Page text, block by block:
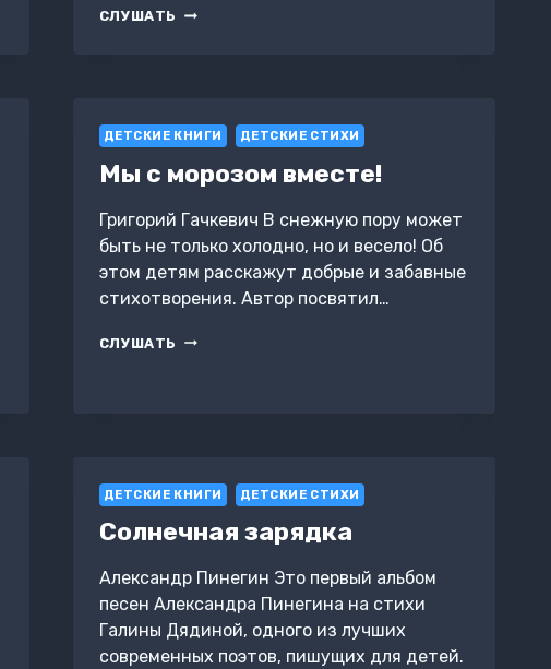
СЛУШАТЬ РУСЛАН
ДЕТСКИЕ КНИГИ ДЕТСКИЕ СТИХИ
Мы с морозом вместе!
Григорий Гачкевич В снежную пору может
быть не только холодно, но и весело! Об
этом детям расскажут добрые и забавные
стихотворения. Автор посвятил…
СЛУШАТЬ МЫ
ДЕТСКИЕ КНИГИ ДЕТСКИЕ СТИХИ
Солнечная зарядка
Александр Пинегин Это первый альбом
песен Александра Пинегина на стихи
Галины Дядиной, одного из лучших
современных поэтов, пишущих для детей.